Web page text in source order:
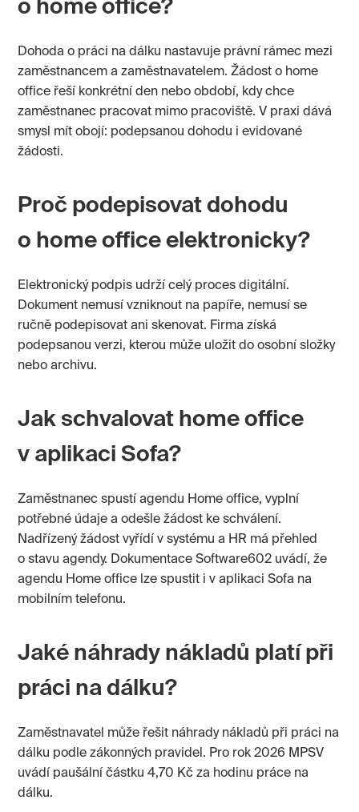
o home office?
Dohoda o práci na dálku nastavuje právní rámec mezi
zaměstnancem a zaměstnavatelem. Žádost o home
office řeší konkrétní den nebo období, kdy chce
zaměstnanec pracovat mimo pracoviště. V praxi dává
smysl mít obojí: podepsanou dohodu i evidované
žádosti.
Proč podepisovat dohodu
o home office elektronicky?
Elektronický podpis udrží celý proces digitální.
Dokument nemusí vzniknout na papíře, nemusí se
ručně podepisovat ani skenovat. Firma získá
podepsanou verzi, kterou může uložit do osobní složky
nebo archivu.
Jak schvalovat home office
v aplikaci Sofa?
Zaměstnanec spustí agendu Home office, vyplní
potřebné údaje a odešle žádost ke schválení.
Nadřízený žádost vyřídí v systému a HR má přehled
o stavu agendy. Dokumentace Software602 uvádí, že
agendu Home office lze spustit i v aplikaci Sofa na
mobilním telefonu.
Jaké náhrady nákladů platí při
práci na dálku?
Zaměstnavatel může řešit náhrady nákladů při práci na
dálku podle zákonných pravidel. Pro rok 2026 MPSV
uvádí paušální částku 4,70 Kč za hodinu práce na
dálku.